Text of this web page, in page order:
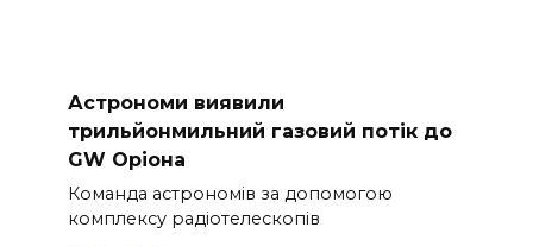
Астрономи виявили
трильйонмильний газовий потік до
GW Оріона
Команда астрономів за допомогою
комплексу радіотелескопів